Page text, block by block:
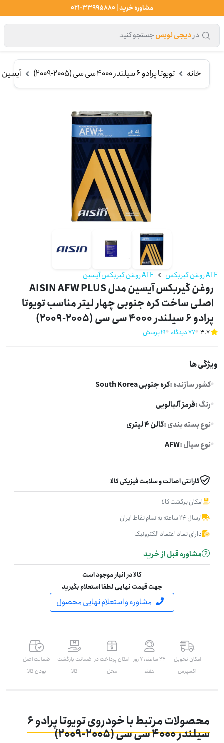
مشاوره خرید | 33995880-021
دردیجی لوبسجستجو کنید
خانه تویوتا پرادو 6 سیلندر 4000 سی سی (2005-2009) آیسین
ATF روغن گیربکس ATF روغن گیربکس آیسین
روغن گیربکس آیسین مدل AISIN AFW PLUS
اصلی ساخت کره جنوبی چهار لیتر مناسب تویوتا
پرادو 6 سیلندر 4000 سی سی (2005-2009)
3.7 77 دیدگاه 19 پرسش
ویژگی ها
کشور سازنده :کره جنوبی South Korea
رنگ :قرمز آلبالویی
نوع بسته بندی :گالن 4 لیتری
نوع سیال :AFW
گارانتی اصالت و سلامت فیزیکی کالا
امکان برگشت کالا
ارسال ۲۴ ساعته به تمام نقاط ایران
دارای نماد اعتماد الکترونیک
مشاوره قبل از خرید
کالا در انبار موجود است
جهت قیمت نهایی لطفا استعلام بگیرید
مشاوره و استعلام نهایی محصول
امکان تحویل
اکسپرس
۲۴ ساعته، ۷ روز
هفته
امکان پرداخت در
محل
ضمانت بازگشت
کالا
ضمانت اصل
بودن کالا
محصولات مرتبط با خودروی تویوتا پرادو 6
سیلندر 4000 سی سی (2005-2009)